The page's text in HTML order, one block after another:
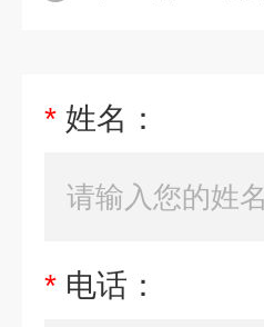
* 姓名：
* 电话：